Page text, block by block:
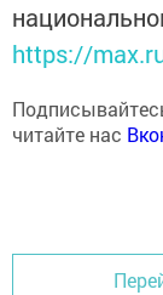
https://
читайте нас